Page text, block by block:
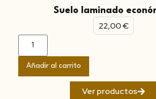
Suelo laminado
22,00€
Añadir al carrito
Ver productos